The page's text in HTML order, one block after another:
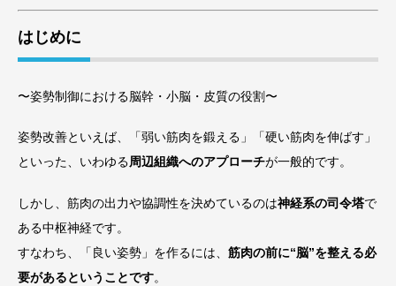
はじめに
〜姿勢制御における脳幹・小脳・皮質の役割〜
姿勢改善といえば、「弱い筋肉を鍛える」「硬い筋肉を伸ばす」
といった、いわゆる周辺組織へのアプローチが一般的です。
しかし、筋肉の出力や協調性を決めているのは神経系の司令塔で
ある中枢神経です。
すなわち、「良い姿勢」を作るには、 筋肉の前に“脳”を整える必
要があるということです。